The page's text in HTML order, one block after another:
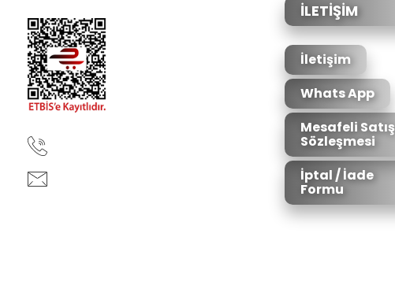
Ürün fiyatı diğer sitelerden daha pahalı.
Bu ürüne benzer farklı alternatifler olmalı.
İLETİŞİM
İletişim
Whats App
Mesafeli Satış
Sözleşmesi
İptal / İade
Formu